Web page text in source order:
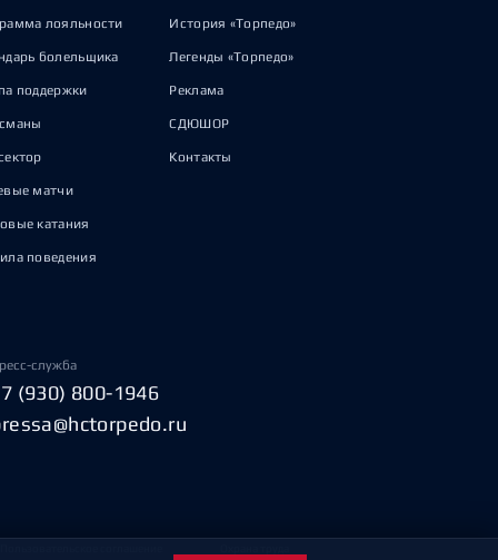
лояльности
болельщика
поддержки
матчи
катания
поведения
История «Торпедо»
Легенды «Торпедо»
Реклама
СДЮШОР
Контакты
служба
(930) 800-1946